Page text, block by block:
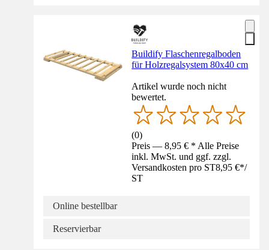
Buildify Flaschenregalboden
für Holzregalsystem 80x40 cm
Artikel wurde noch nicht
bewertet.
(0)
Preis — 8,95 € * Alle Preise
inkl. MwSt. und ggf. zzgl.
Versandkosten pro ST8,95 €*/
ST
Online bestellbar
Reservierbar